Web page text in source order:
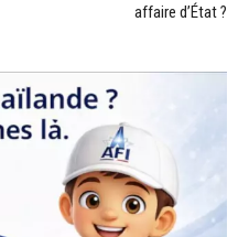
affaire d’État ?